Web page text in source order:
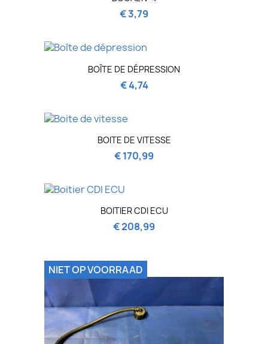
€ 3,79
BOÎTE DE DÉPRESSION
€ 4,74
BOITE DE VITESSE
€ 170,99
BOITIER CDI ECU
€ 208,99
NIET OP VOORRAAD